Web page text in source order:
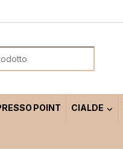
POINT CIALDE